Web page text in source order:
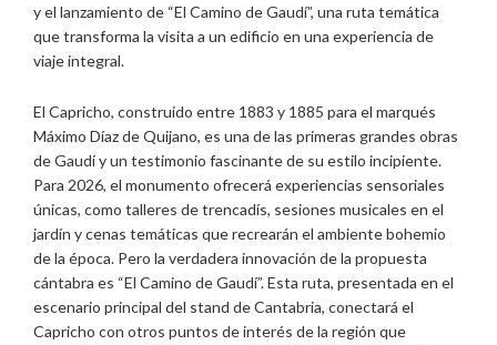
y el lanzamiento de “El Camino de Gaudí”, una ruta temática
que transforma la visita a un edificio en una experiencia de
viaje integral.
El Capricho, construido entre 1883 y 1885 para el marqués
Máximo Díaz de Quijano, es una de las primeras grandes obras
de Gaudí y un testimonio fascinante de su estilo incipiente.
Para 2026, el monumento ofrecerá experiencias sensoriales
únicas, como talleres de trencadís, sesiones musicales en el
jardín y cenas temáticas que recrearán el ambiente bohemio
de la época. Pero la verdadera innovación de la propuesta
cántabra es “El Camino de Gaudí”. Esta ruta, presentada en el
escenario principal del stand de Cantabria, conectará el
Capricho con otros puntos de interés de la región que